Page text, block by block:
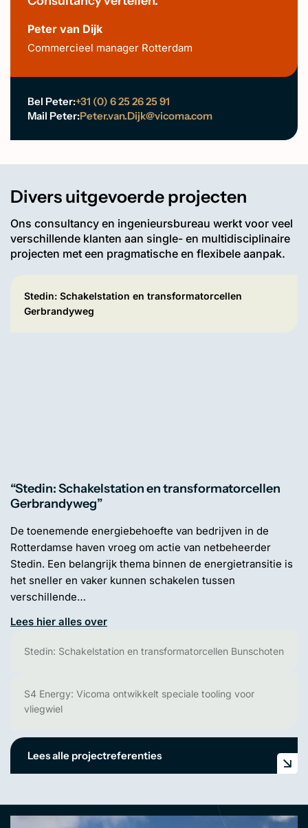
Peter van Dijk
Commercieel manager Rotterdam
Bel Peter:+31 (0) 6 25 26 25 91
Mail Peter:Peter.van.Dijk@vicoma.com
Divers uitgevoerde projecten
Ons consultancy en ingenieursbureau werkt voor veel
verschillende klanten aan single- en multidisciplinaire
projecten met een pragmatische en flexibele aanpak.
Stedin: Schakelstation en transformatorcellen
Gerbrandyweg
“Stedin: Schakelstation en transformatorcellen
Gerbrandyweg”
De toenemende energiebehoefte van bedrijven in de
Rotterdamse haven vroeg om actie van netbeheerder
Stedin. Een belangrijk thema binnen de energietransitie is
het sneller en vaker kunnen schakelen tussen
verschillende…
Lees hier alles over
Stedin: Schakelstation en transformatorcellen Bunschoten
S4 Energy: Vicoma ontwikkelt speciale tooling voor
vliegwiel
Lees alle projectreferenties